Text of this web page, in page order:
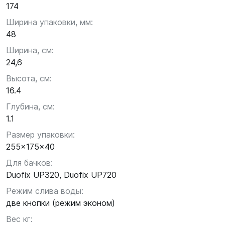
174
Ширина упаковки, мм:
48
Ширина, см:
24,6
Высота, см:
16.4
Глубина, см:
1.1
Размер упаковки:
255x175x40
Для бачков:
Duofix UP320, Duofix UP720
Режим слива воды:
две кнопки (режим эконом)
Вес кг: